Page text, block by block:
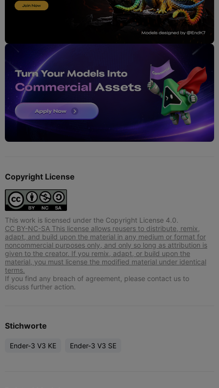
Copyright License
This work is licensed under the Copyright License 4.0.
CC BY-NC-SA This license allows reusers to distribute, remix,
adapt, and build upon the material in any medium or format for
noncommercial purposes only, and only so long as attribution is
given to the creator. If you remix, adapt, or build upon the
material, you must license the modified material under identical
terms.
If you find any breach of agreement, please contact us to
discuss further action.
Stichworte
Ender-3 V3 KE Ender-3 V3 SE